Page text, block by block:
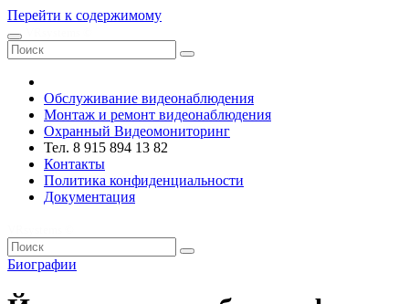
Перейти к содержимому
Обслуживание видеонаблюдения
Монтаж и ремонт видеонаблюдения
Охранный Видеомониторинг
Тел. 8 915 894 13 82
Контакты
Политика конфиденциальности
Документация
Биографии